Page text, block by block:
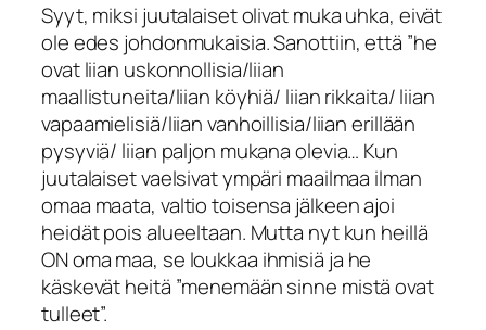
Syyt, miksi juutalaiset olivat muka uhka, eivät
ole edes johdonmukaisia. Sanottiin, että ”he
ovat liian uskonnollisia/liian
maallistuneita/liian köyhiä/ liian rikkaita/ liian
vapaamielisiä/liian vanhoillisia/liian erillään
pysyviä/ liian paljon mukana olevia… Kun
juutalaiset vaelsivat ympäri maailmaa ilman
omaa maata, valtio toisensa jälkeen ajoi
heidät pois alueeltaan. Mutta nyt kun heillä
ON oma maa, se loukkaa ihmisiä ja he
käskevät heitä ”menemään sinne mistä ovat
tulleet”.